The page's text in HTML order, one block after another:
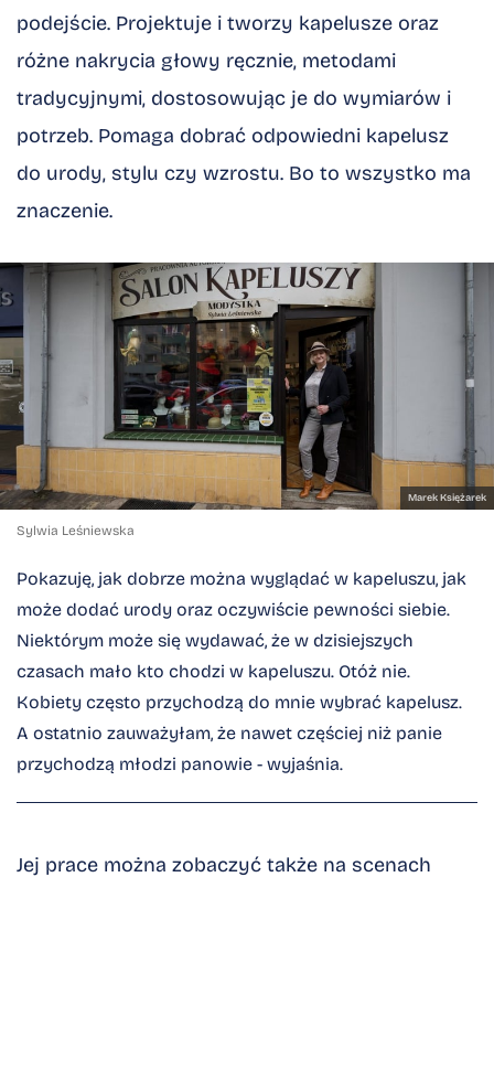
podejście. Projektuje i tworzy kapelusze oraz
różne nakrycia głowy ręcznie, metodami
tradycyjnymi, dostosowując je do wymiarów i
potrzeb. Pomaga dobrać odpowiedni kapelusz
do urody, stylu czy wzrostu. Bo to wszystko ma
znaczenie.
Kliknij, aby powiększyć
Marek Księżarek
Sylwia Leśniewska
Pokazuję, jak dobrze można wyglądać w kapeluszu, jak
może dodać urody oraz oczywiście pewności siebie.
Niektórym może się wydawać, że w dzisiejszych
czasach mało kto chodzi w kapeluszu. Otóż nie.
Kobiety często przychodzą do mnie wybrać kapelusz.
A ostatnio zauważyłam, że nawet częściej niż panie
przychodzą młodzi panowie - wyjaśnia.
Jej prace można zobaczyć także na scenach